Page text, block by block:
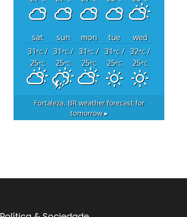
sat sun mon tue
wed
31°C/
25°C
31°C/
25°C
31°C/
25°C
31°C/
25°C
32°C/
25°C
Fortaleza, BRweather forecast for
tomorrow ▸